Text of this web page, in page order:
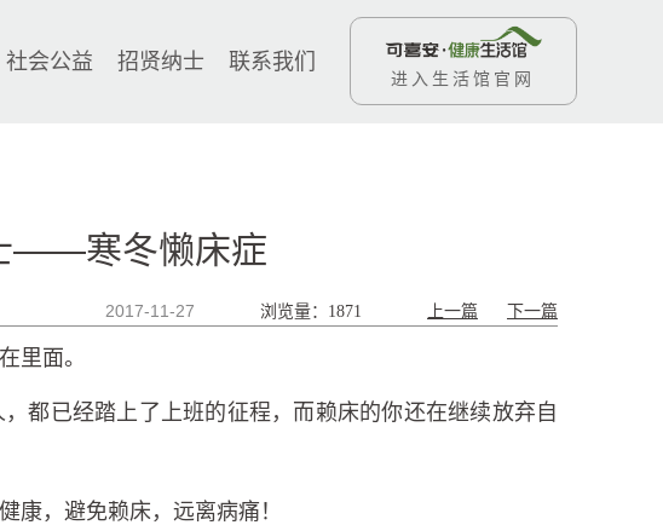
社会公益 招贤纳士 联系我们
进入生活馆官网
——寒冬懒床症
2017-11-27 浏览量：1871 上一篇 下一篇
里面。
都已经踏上了上班的征程，而赖床的你还在继续放弃自
康，避免赖床，远离病痛！